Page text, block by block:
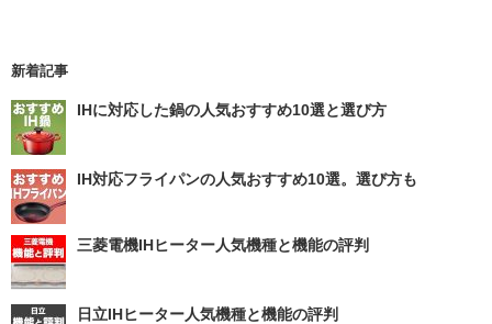
新着記事
IHに対応した鍋の人気おすすめ10選と選び方
IH対応フライパンの人気おすすめ10選。選び方も
三菱電機IHヒーター人気機種と機能の評判
日立IHヒーター人気機種と機能の評判